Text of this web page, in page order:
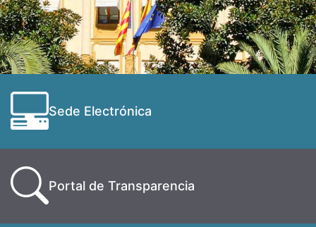
Sede Electrónica
Portal de Transparencia